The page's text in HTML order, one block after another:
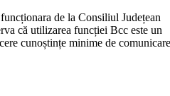
de la Consiliul Județean
că utilizarea funcției Bcc este un
cunoștințe minime de comunicare